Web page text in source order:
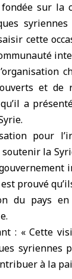
sur la
cette
et
a
pour
la
prouvé
du pays
: « Cette
syriennes
à la